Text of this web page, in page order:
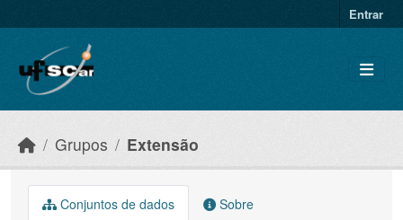
Entrar
Grupos Extensão
Conjuntos de dados Sobre